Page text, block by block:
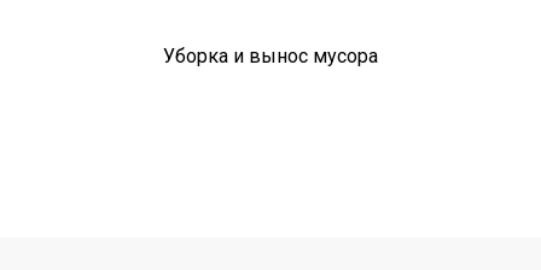
Уборка и вынос мусора